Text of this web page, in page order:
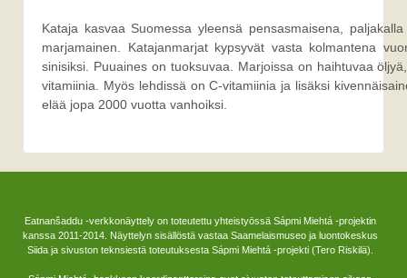
Kataja kasvaa Suomessa yleensä pensasmaisena,
marjamainen. Katajanmarjat kypsyvät vasta kolmantena
sinisiksi. Puuaines on tuoksuvaa. Marjoissa on haihtuvaa
vitamiinia. Myös lehdissä on C-vitamiinia ja lisäksi
elää jopa 2000 vuotta vanhoiksi.
Eatnanšaddu -verkkonäyttely on toteutettu yhteistyössä Sápmi Miehtá -projektin
kanssa 2011-2014. Näyttelyn sisällöstä vastaa Saamelaismuseo ja luontokeskus
Siida ja sivuston teknsiestä toteutuksesta Sápmi Miehtá -projekti (Tero Riskilä).